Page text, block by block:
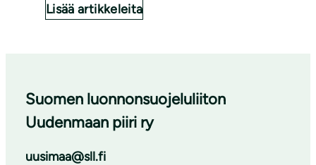
Lisää artikkeleita
Suomen luonnonsuojeluliiton
Uudenmaan piiri ry
uusimaa@sll.fi